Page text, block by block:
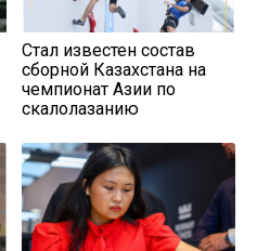
Стал известен состав
сборной Казахстана на
чемпионат Азии по
скалолазанию